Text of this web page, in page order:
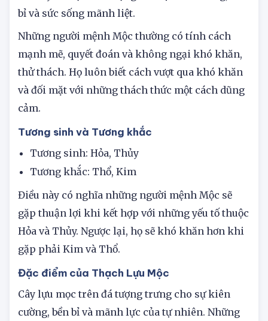
đá. Đây là một biểu tượng của sự kiên cường, bền
bỉ và sức sống mãnh liệt.
Những người mệnh Mộc thường có tính cách
mạnh mẽ, quyết đoán và không ngại khó khăn,
thử thách. Họ luôn biết cách vượt qua khó khăn
và đối mặt với những thách thức một cách dũng
Tương sinh và Tương khắc
Tương sinh: Hỏa, Thủy
Tương khắc: Thổ, Kim
Điều này có nghĩa những người mệnh Mộc sẽ
gặp thuận lợi khi kết hợp với những yếu tố thuộc
Hỏa và Thủy. Ngược lại, họ sẽ khó khăn hơn khi
gặp phải Kim và Thổ.
Đặc điểm của Thạch Lựu Mộc
Cây lựu mọc trên đá tượng trưng cho sự kiên